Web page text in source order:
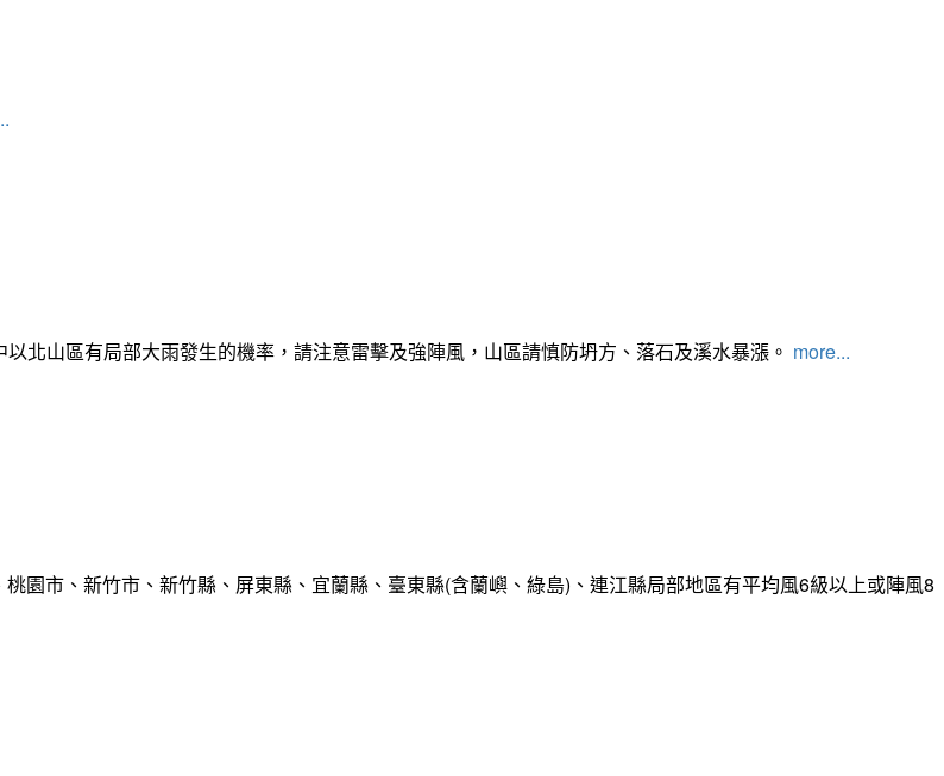
北山區有局部大雨發生的機率，請注意雷擊及強陣風，山區請慎防坍方、落石及溪水暴漲。 more...
園市、新竹市、新竹縣、屏東縣、宜蘭縣、臺東縣(含蘭嶼、綠島)、連江縣局部地區有平均風6級以上或陣風8